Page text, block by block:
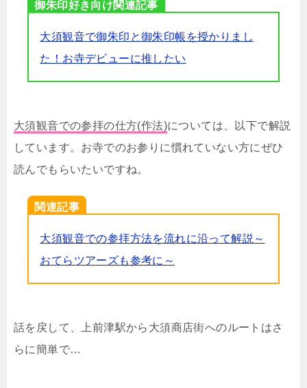
御朱印好き向け関連記事
大須観音で御朱印と御朱印帳を授かりまし
た！お寺デビューに推したい
大須観音での参拝の仕方(作法)については、以下で解説
しています。お寺でのお参りに慣れていない方にぜひ
読んでもらいたいですね。
関連記事
大須観音での参拝方法を流れに沿って解説～
おてらツアーズも参考に～
話を戻して、上前津駅から大須商店街へのルートはさ
らに簡単で…